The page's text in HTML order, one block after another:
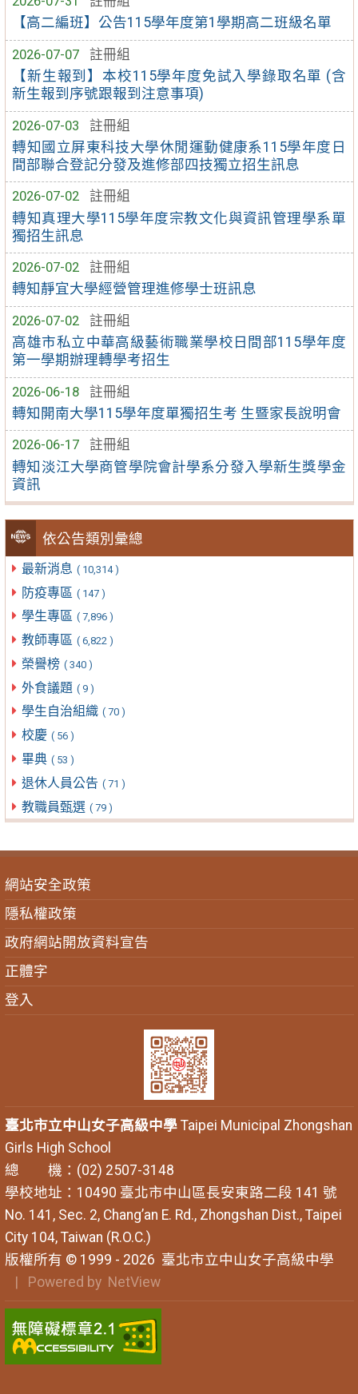
【高二編班】公告115學年度第1學期高二班級名單
2026-07-07
註冊組
【新生報到】本校115學年度免試入學錄取名單 (含
新生報到序號跟報到注意事項)
2026-07-03
註冊組
轉知國立屏東科技大學休閒運動健康系115學年度日
間部聯合登記分發及進修部四技獨立招生訊息
2026-07-02
註冊組
轉知真理大學115學年度宗教文化與資訊管理學系單
獨招生訊息
2026-07-02
註冊組
轉知靜宜大學經營管理進修學士班訊息
2026-07-02
註冊組
高雄市私立中華高級藝術職業學校日間部115學年度
第一學期辦理轉學考招生
2026-06-18
註冊組
轉知開南大學115學年度單獨招生考 生暨家長說明會
2026-06-17
註冊組
轉知淡江大學商管學院會計學系分發入學新生獎學金
資訊
依公告類別彙總
最新消息 ( 10,314 )
防疫專區 ( 147 )
學生專區 ( 7,896 )
教師專區 ( 6,822 )
榮譽榜 ( 340 )
外食議題 ( 9 )
學生自治組織 ( 70 )
校慶 ( 56 )
畢典 ( 53 )
退休人員公告 ( 71 )
教職員甄選 ( 79 )
網站安全政策
隱私權政策
政府網站開放資料宣告
正體字
登入
臺北市立中山女子高級中學Taipei Municipal Zhongshan
Girls High School
總 機：(02) 2507-3148
學校地址：10490 臺北市中山區長安東路二段 141 號
No. 141, Sec. 2, Chang’an E. Rd., Zhongshan Dist., Taipei
City 104, Taiwan (R.O.C.)
版權所有 © 1999 - 2026 臺北市立中山女子高級中學
| Powered by NetView